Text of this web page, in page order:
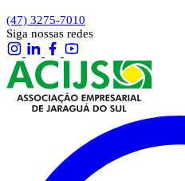
(47) 3275-7010
Siga nossas redes